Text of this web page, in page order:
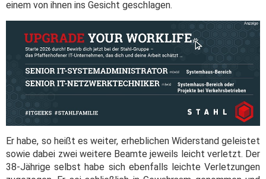
einem von ihnen ins Gesicht geschlagen.
Er habe, so heißt es weiter, erheblichen Widerstand geleistet
sowie dabei zwei weitere Beamte jeweils leicht verletzt. Der
38-Jährige selbst habe sich ebenfalls leichte Verletzungen